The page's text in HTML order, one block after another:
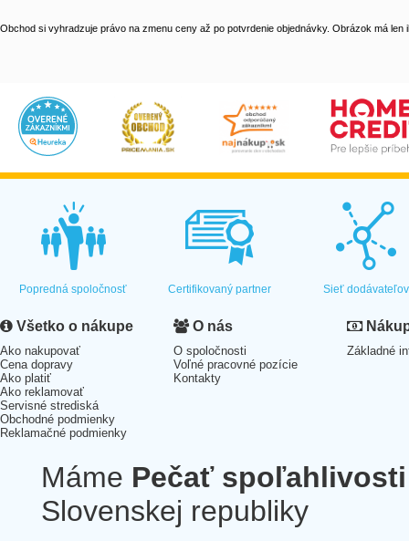
Obchod si vyhradzuje právo na zmenu ceny až po potvrdenie objednávky. Obrázok má len
Popredná spoločnosť Certifikovaný partner Sieť dodávateľov
Všetko o nákupe
Ako nakupovať
Cena dopravy
Ako platiť
Ako reklamovať
Servisné strediská
Obchodné podmienky
Reklamačné podmienky
O nás
O spoločnosti
Voľné pracovné pozície
Kontakty
Základné
Máme Pečať spoľahlivosti
Slovenskej republiky